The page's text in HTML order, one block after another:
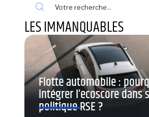
LES IMMANQUABLES
Flotte automobile :
intégrer l’ecoscore dans
politique RSE ?